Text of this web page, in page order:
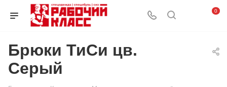
0
Брюки ТиСи цв.
Серый